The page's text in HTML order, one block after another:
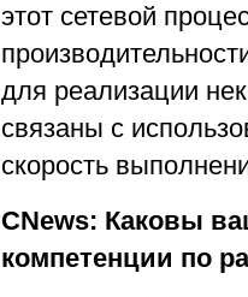
этот сетевой
для реализации
связаны с
скорость
CNews: Каковы
компетенции по